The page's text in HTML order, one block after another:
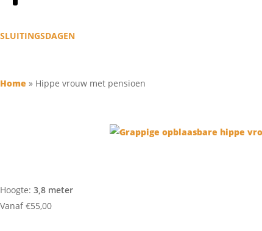
SLUITINGSDAGEN
Home » Hippe vrouw met pensioen
Hoogte: 3,8 meter
Vanaf €55,00